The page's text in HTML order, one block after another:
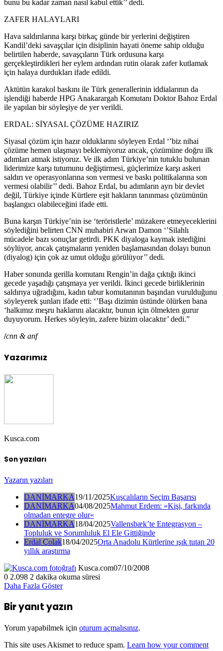
bunu bu kadar zaman nasıl kabul ettik’’ dedi.
ZAFER HALAYLARI
Hava saldırılarına karşı birkaç günde bir yerlerini değiştiren
Kandil’deki savaşçılar için disiplinin hayati öneme sahip olduğu
belirtilen haberde, savaşçıların Türk ordusuna karşı
gerçekleştirdikleri her eylem ardından rutin olarak zafer kutlamak
için halaya durdukları ifade edildi.
Aktütün karakol baskını ile Türk generallerinin iddialarının da
işlendiği haberde HPG Anakarargah Komutanı Doktor Bahoz Erdal
ile yapılan bir söyleşiye de yer verildi.
ERDAL: SİYASAL ÇÖZÜME HAZIRIZ
Siyasal çözüm için hazır olduklarını söyleyen Erdal ‘’biz nihai
çözüme hemen ulaşmayı beklemiyoruz ancak, çözümüne doğru ilk
adımları atmak istiyoruz. Ve ilk adım Türkiye’nin tutuklu bulunan
liderimize karşı tutumunu değiştirmesi, güçlerimize karşı askeri
saldırı ve operasyonlarına son vermesi ve baskı politikalarına son
vermesi olabilir’’ dedi. Bahoz Erdal, bu adımların ayrı bir devlet
değil, Türkiye içinde Kürtlere eşit hakların tanınması çözümünün
başlangıcı olabileceğini ifade etti.
Buna karşın Türkiye’nin ise ‘teröristlerle’ müzakere etmeyeceklerini
söylediğini belirten CNN muhabiri Arwan Damon ‘’Silahlı
mücadele bazı sonuçlar getirdi. PKK diyaloga kaymak istediğini
söylüyor, ancak çatışmaların yeniden başlamasından dolayı bunun
(diyalog) için çok az umut olduğu görülüyor’’ dedi.
Haber sonunda gerilla komutanı Rengin’in dağa çıktığı ikinci
gecede yaşadığı çatışmaya yer verildi. İkinci gecede birliklerinin
saldırıya uğradığını, kadın tabur komutanının başından vurulduğunu
söyleyerek şunları ifade etti: ‘’Başı dizimin üstünde ölürken bana
‘halkımız meşru haklarını alacaktır, bunun için ölmekten gurur
duyuyorum. Herkes söyleyin, zafere bizim olacaktır’ dedi.”
/cnn & anf
Yazarımız
Kusca.com
Son yazıları
Yazarın yazıları
DANİMARKA19/11/2025Kuşcalıların Seçim Başarısı
DANİMARKA04/08/2025Mahmut Erdem: »Kişi, farkında
olmadan entegre olur«
DANİMARKA18/04/2025Vallensbæk’te Entegrasyon –
Topluluk ve Sorumluluk El Ele Gittiğinde
Erdal Çolak18/04/2025Orta Anadolu Kürtlerine ışık tutan 20
yıllık araştırma
Kusca.com07/10/2008
0 2.098 2 dakika okuma süresi
Daha Fazla Göster
Bir yanıt yazın
Yorum yapabilmek için oturum açmalısınız.
This site uses Akismet to reduce spam. Learn how your comment